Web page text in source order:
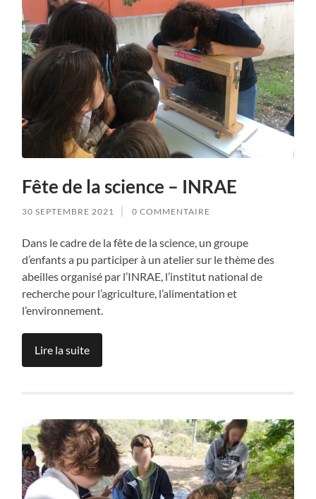
Fête de la science – INRAE
30 SEPTEMBRE 2021 0 COMMENTAIRE
Dans le cadre de la fête de la science, un groupe
d’enfants a pu participer à un atelier sur le thème des
abeilles organisé par l’INRAE, l’institut national de
recherche pour l’agriculture, l’alimentation et
l’environnement.
Lire la suite